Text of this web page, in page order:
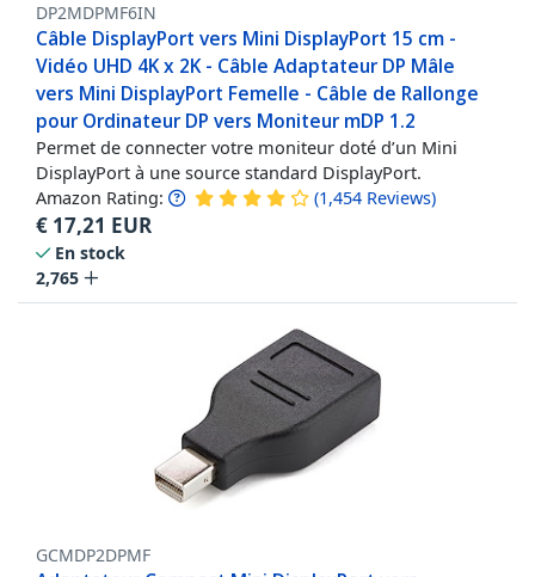
DP2MDPMF6IN
Câble DisplayPort vers Mini DisplayPort 15 cm -
Vidéo UHD 4K x 2K - Câble Adaptateur DP Mâle
vers Mini DisplayPort Femelle - Câble de Rallonge
pour Ordinateur DP vers Moniteur mDP 1.2
Permet de connecter votre moniteur doté d’un Mini
DisplayPort à une source standard DisplayPort.
Amazon Rating: (1,454 Reviews)
€ 17,21 EUR
En stock
2,765
GCMDP2DPMF